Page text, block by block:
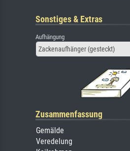
Sonstiges & Extras
Aufhängung
Zackenaufhänger (gesteckt)
Zusammenfassung
Gemälde
Veredelung